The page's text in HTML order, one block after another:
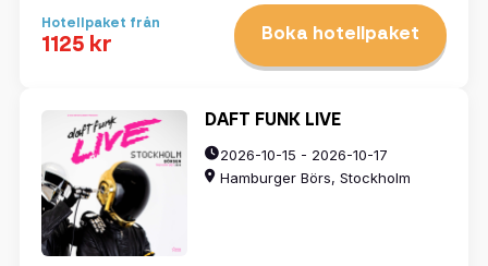
Hotellpaket från
1125 kr Boka hotellpaket
DAFT FUNK LIVE
2026-10-15 - 2026-10-17
Hamburger Börs, Stockholm